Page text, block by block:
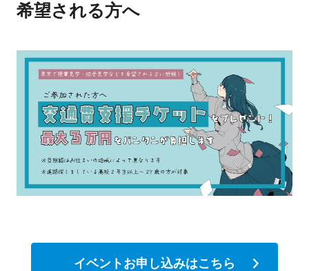
希望される方へ
イベントお申し込みはこちら